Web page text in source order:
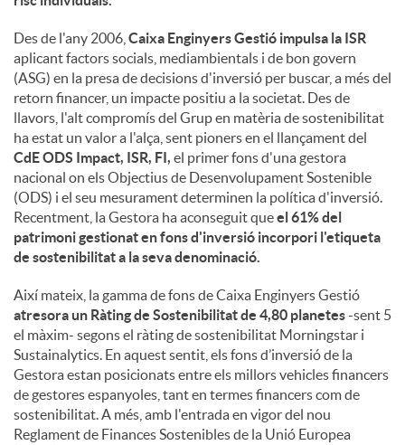
Des de l'any 2006, Caixa Enginyers Gestió impulsa la ISR
aplicant factors socials, mediambientals i de bon govern
(ASG) en la presa de decisions d'inversió per buscar, a més del
retorn financer, un impacte positiu a la societat. Des de
llavors, l'alt compromís del Grup en matèria de sostenibilitat
ha estat un valor a l'alça, sent pioners en el llançament del
CdE ODS Impact, ISR, FI, el primer fons d'una gestora
nacional on els Objectius de Desenvolupament Sostenible
(ODS) i el seu mesurament determinen la política d'inversió.
Recentment, la Gestora ha aconseguit queel 61% del
patrimoni gestionat en fons d'inversió incorpori l'etiqueta
de sostenibilitat a la seva denominació.
Així mateix, la gamma de fons de Caixa Enginyers Gestió
atresora un Ràting de Sostenibilitat de 4,80 planetes-sent 5
el màxim- segons el ràting de sostenibilitat Morningstar i
Sustainalytics. En aquest sentit, els fons d’inversió de la
Gestora estan posicionats entre els millors vehicles financers
de gestores espanyoles, tant en termes financers com de
sostenibilitat. A més, amb l'entrada en vigor del nou
Reglament de Finances Sostenibles de la Unió Europea